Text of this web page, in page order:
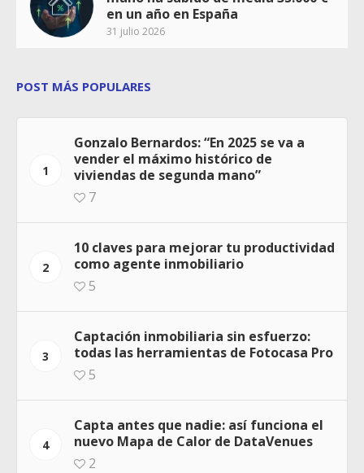
en un año en España
31 julio 2026
POST MÁS POPULARES
1
Gonzalo Bernardos: “En 2025 se va a
vender el máximo histórico de
viviendas de segunda mano”
7
2
10 claves para mejorar tu productividad
como agente inmobiliario
5
3
Captación inmobiliaria sin esfuerzo:
todas las herramientas de Fotocasa Pro
5
4
Capta antes que nadie: así funciona el
nuevo Mapa de Calor de DataVenues
2